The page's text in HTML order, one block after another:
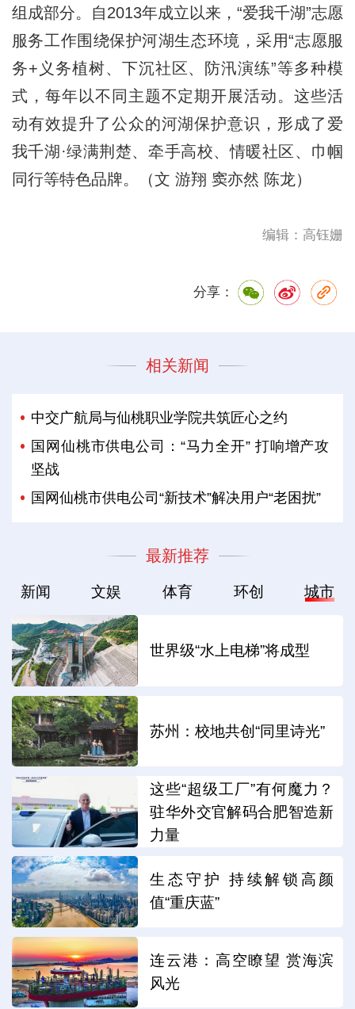
组成部分。自2013年成立以来，“爱我千湖”志愿
服务工作围绕保护河湖生态环境，采用“志愿服
务+义务植树、下沉社区、防汛演练”等多种模
式，每年以不同主题不定期开展活动。这些活
动有效提升了公众的河湖保护意识，形成了爱
我千湖·绿满荆楚、牵手高校、情暖社区、巾帼
同行等特色品牌。（文 游翔 窦亦然 陈龙）
编辑：高钰姗
分享：
相关新闻
中交广航局与仙桃职业学院共筑匠心之约
国网仙桃市供电公司：“马力全开” 打响增产攻
坚战
国网仙桃市供电公司“新技术”解决用户“老困扰”
最新推荐
新闻 文娱 体育 环创 城市
世界级“水上电梯”将成型
苏州：校地共创“同里诗光”
这些“超级工厂”有何魔力？
驻华外交官解码合肥智造新
力量
生态守护 持续解锁高颜
值“重庆蓝”
连云港：高空瞭望 赏海滨
风光